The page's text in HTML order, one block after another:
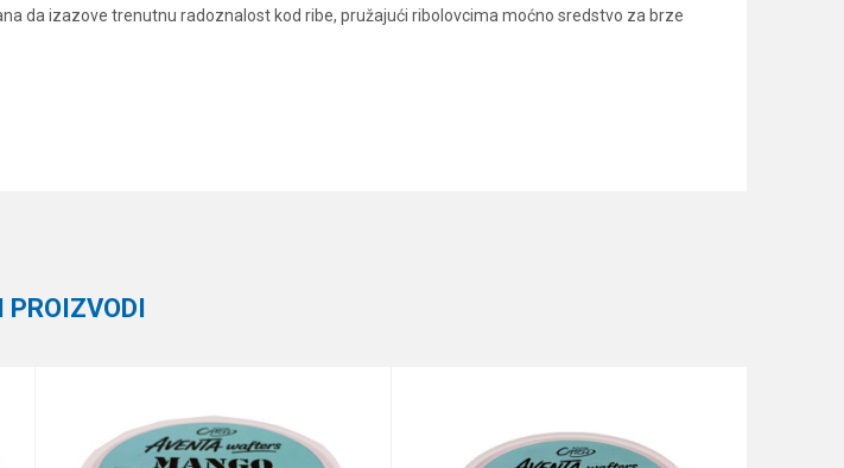
da izazove trenutnu radoznalost kod ribe, pružajući ribolovcima moćno sredstvo za brze
PROIZVODI